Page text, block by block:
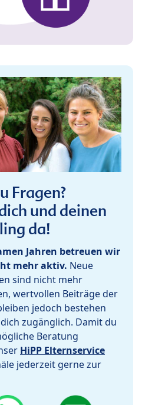
Fragen?
und deinen
da!
Jahren betreuen wir
mehr aktiv. Neue
sind nicht mehr
wertvollen Beiträge der
jedoch bestehen
zugänglich. Damit du
Beratung
HiPP Elternservice
jederzeit gerne zur